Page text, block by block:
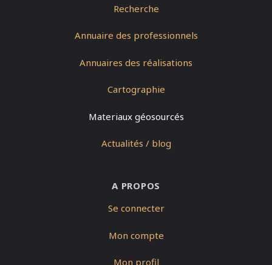
Recherche
Annuaire des professionnels
Annuaires des réalisations
Cartographie
Materiaux géosourcés
Actualités / blog
A PROPOS
Se connecter
Mon compte
Mon profil